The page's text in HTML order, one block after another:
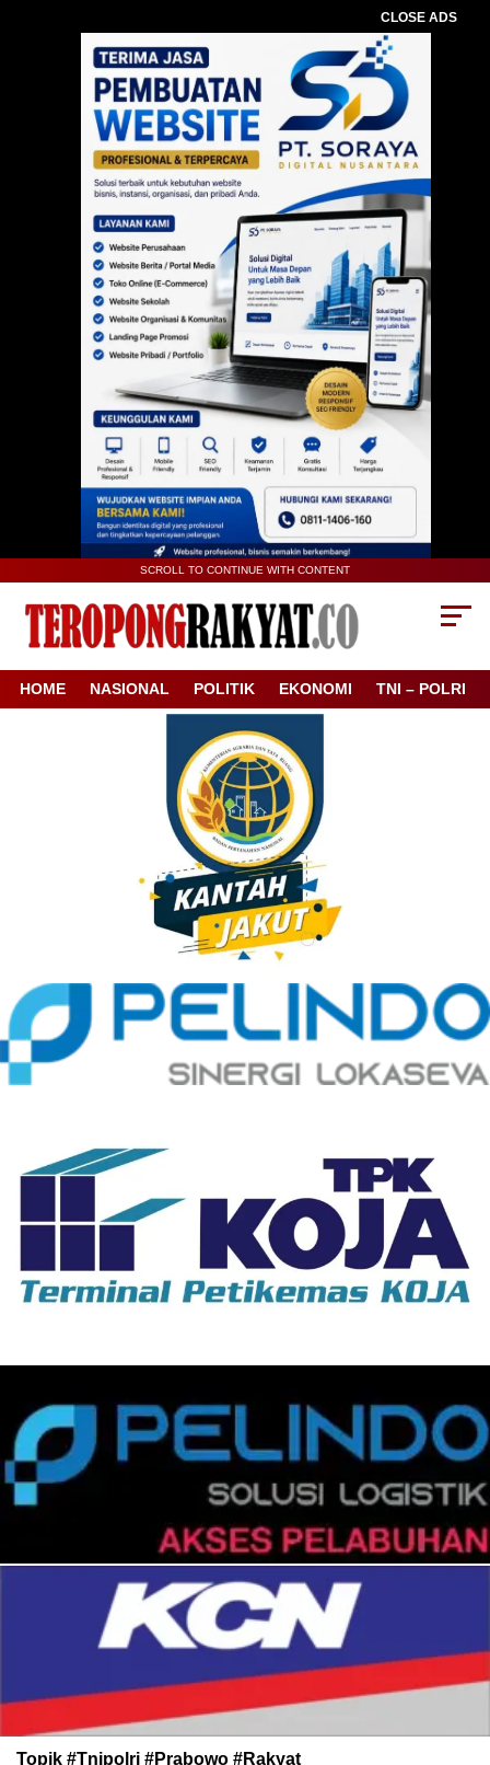
CLOSE ADS
SCROLL TO CONTINUE WITH CONTENT
HOME NASIONAL POLITIK EKONOMI TNI – POLRI
Topik #Tnipolri #Prabowo #Rakyat